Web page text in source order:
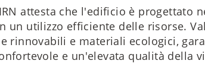
attesta che l'edificio è progettato
un utilizzo efficiente delle risorse.
rinnovabili e materiali ecologici,
e un'elevata qualità della